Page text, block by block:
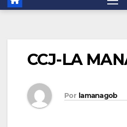
CCJ-LA
Por lamanagob